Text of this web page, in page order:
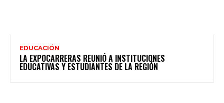
EDUCACIÓN
LA EXPOCARRERAS REUNIÓ A INSTITUCIONES
EDUCATIVAS Y ESTUDIANTES DE LA REGIÓN